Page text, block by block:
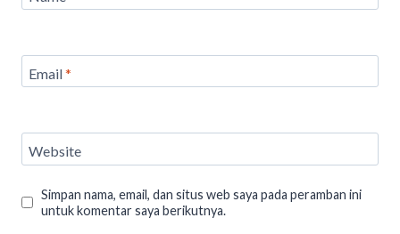
Email*
Website
Simpan nama, email, dan situs web saya pada peramban ini
untuk komentar saya berikutnya.